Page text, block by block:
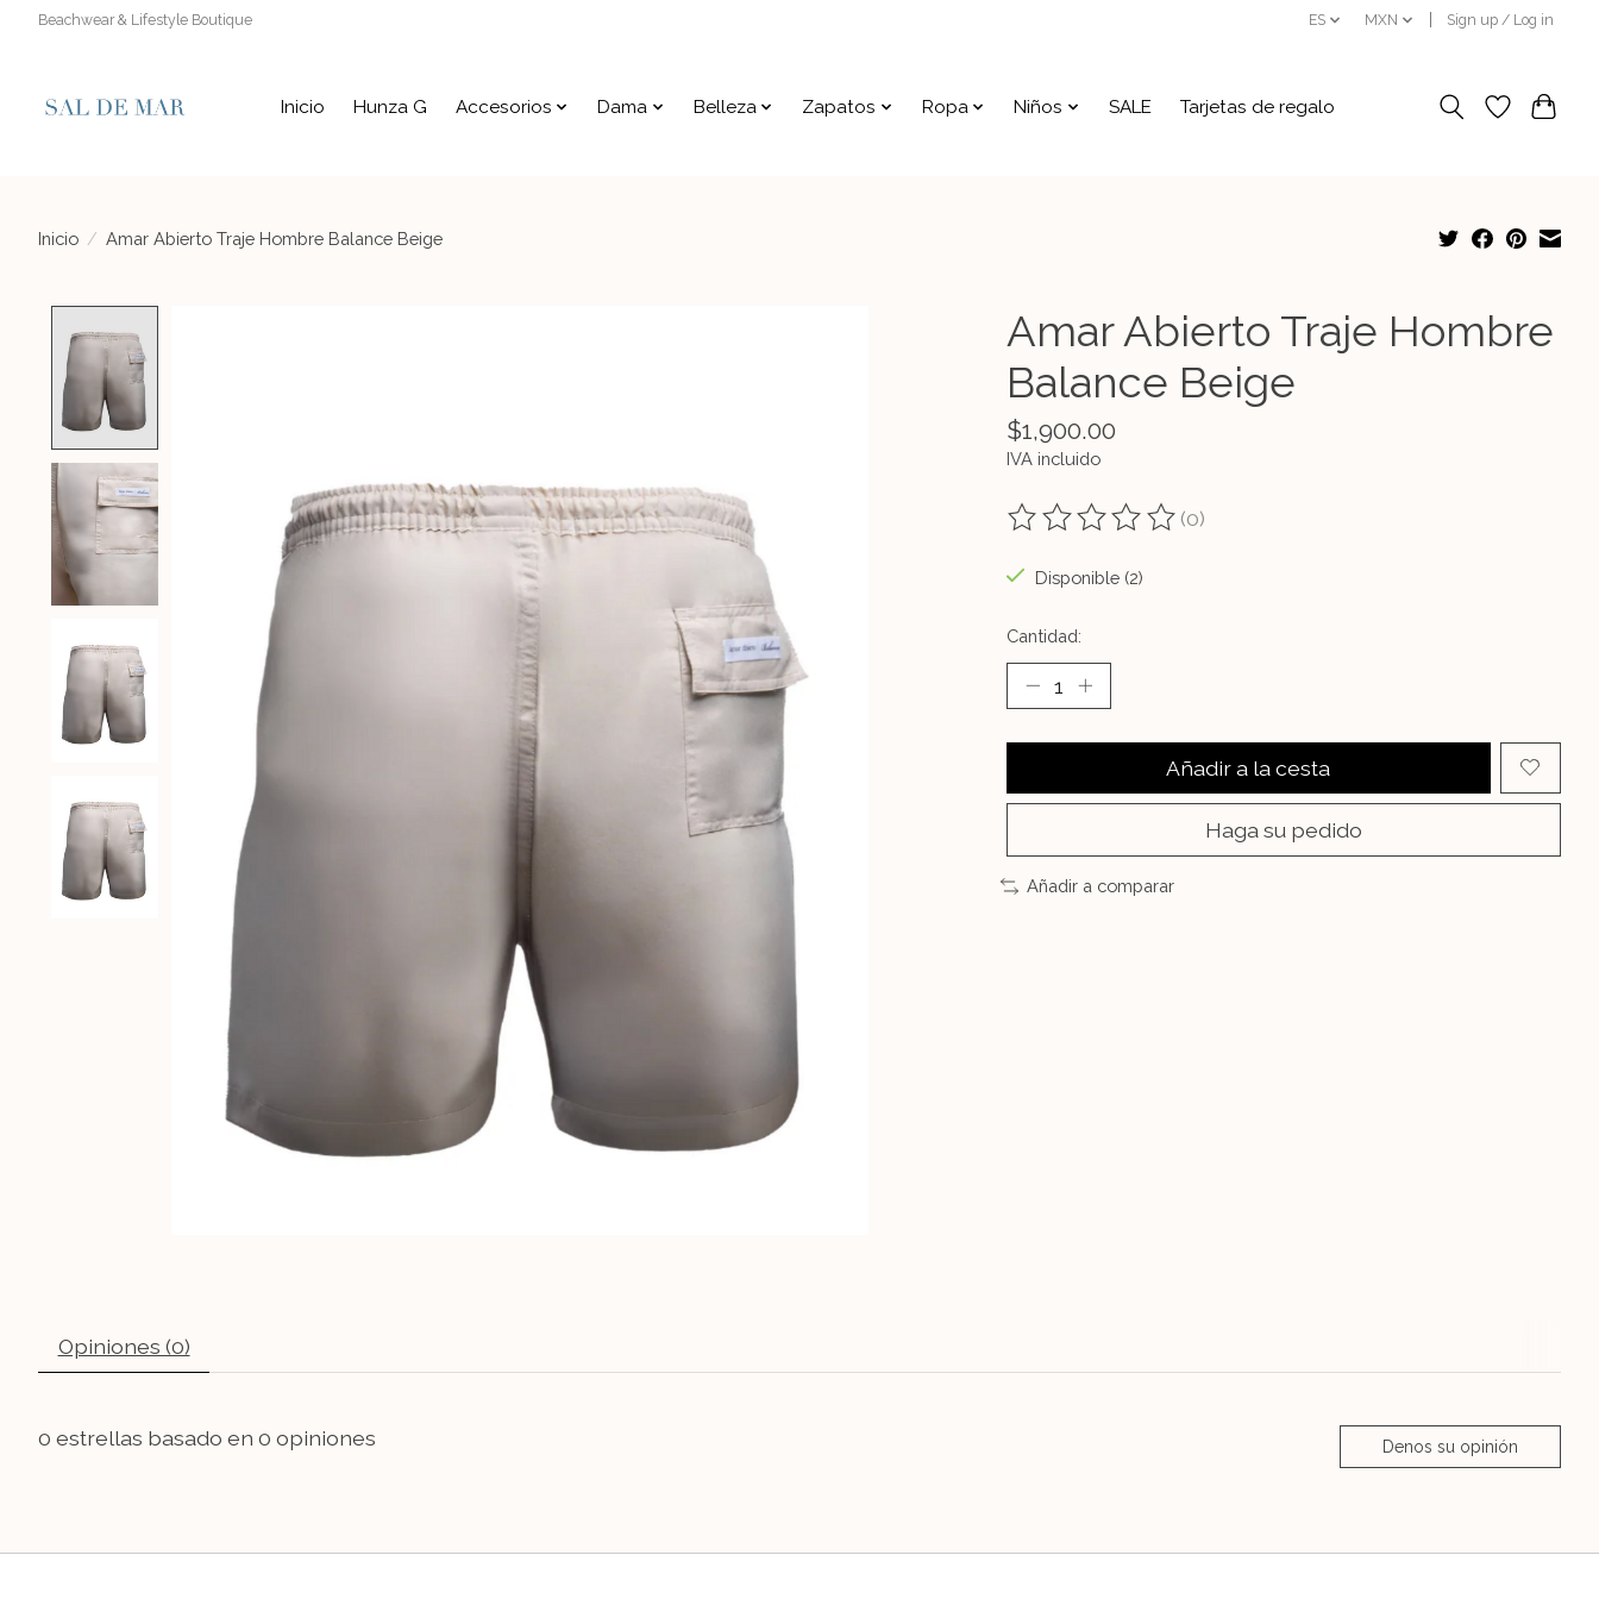
Beachwear & Lifestyle Boutique ES MXN Sign up / Log in
Inicio Hunza G Accesorios Dama Belleza Zapatos Ropa Niños SALE Tarjetas de regalo
Inicio / Amar Abierto Traje Hombre Balance Beige
Amar Abierto Traje Hombre
Balance Beige
$1,900.00
IVA incluido
The rating of this product is
(0)
Disponible (2)
Cantidad:
Añadir a la cesta
Haga su pedido
Añadir a comparar
Opiniones (0)
0 estrellas basado en 0 opiniones Denos su opinión